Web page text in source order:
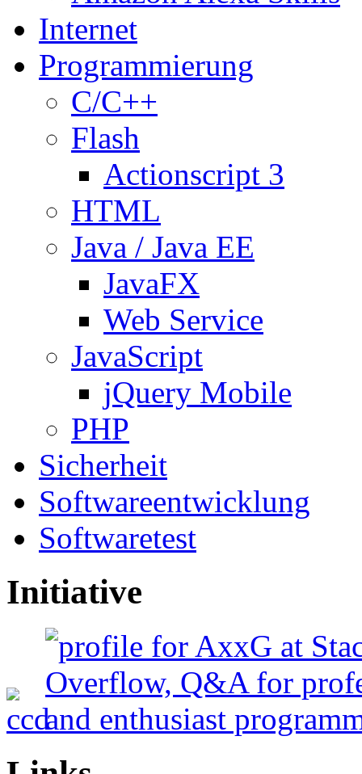
Internet
Programmierung
C/C++
Flash
Actionscript 3
HTML
Java / Java EE
JavaFX
Web Service
JavaScript
jQuery Mobile
PHP
Sicherheit
Softwareentwicklung
Softwaretest
Initiative